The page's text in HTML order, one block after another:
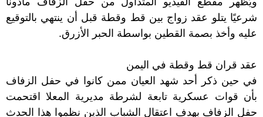
شرعيًا يتلو عقد زواج بين قط وقطة قبل أن ينتهي بالتوقيع
عليه وأخذ بصمة القطين بواسطة الحبر الأزرق.
عقد قران قط وقطة في اليمن
في حين ذكر أحد شهد العيان ممن كانوا في حفل الزفاف
بأن قوات عسكرية تابعة لشرطة مديرية المعلا اقتحمت
حفل الزفاف بهدف اعتقال الشباب الذين نظموا هذا الحدث